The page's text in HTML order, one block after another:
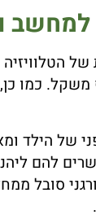
של
משקל. כמו
של הילד
להם
סובל